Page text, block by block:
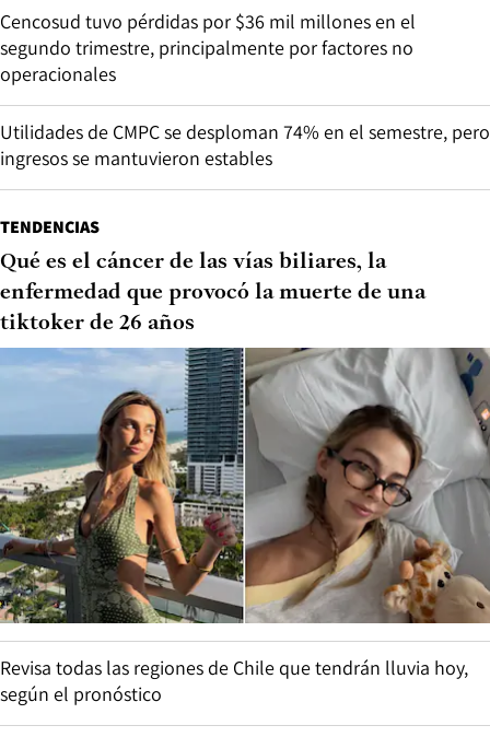
Cencosud tuvo pérdidas por $36 mil millones en el
segundo trimestre, principalmente por factores no
operacionales
Utilidades de CMPC se desploman 74% en el semestre, pero
ingresos se mantuvieron estables
TENDENCIAS
Qué es el cáncer de las vías biliares, la
enfermedad que provocó la muerte de una
tiktoker de 26 años
Revisa todas las regiones de Chile que tendrán lluvia hoy,
según el pronóstico